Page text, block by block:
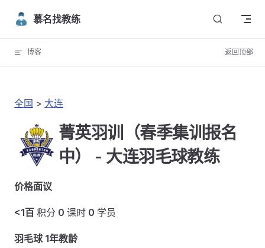
Skip to content
慕名找教练
博客 返回顶部
全国 > 大连
菁英羽训（春季集训报名
中） - 大连羽毛球教练
价格面议
<1百 积分 0 课时 0 学员
羽毛球 1年教龄